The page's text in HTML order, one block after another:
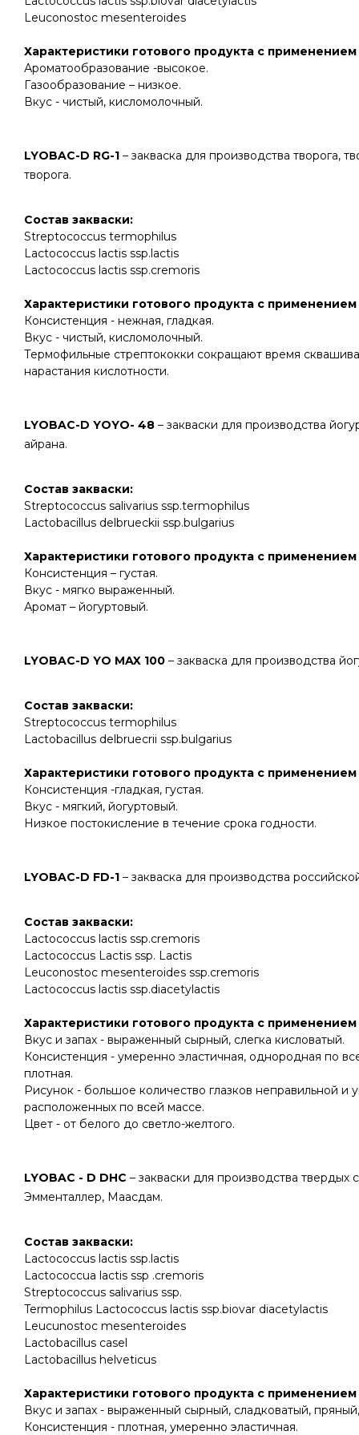
Leuconostoc mesenteroides
Характеристики готового продукта с применением
Ароматообразование -высокое.
Газообразование – низкое.
Вкус - чистый, кисломолочный.
LYOBAC-D RG-1 – закваска для производства творога,
творога.
Состав закваски:
Streptococcus termophilus
Lactococcus lactis ssp.lactis
Lactococcus lactis ssp.cremoris
Характеристики готового продукта с применением
Консистенция - нежная, гладкая.
Вкус - чистый, кисломолочный.
Термофильные стрептококки сокращают время
нарастания кислотности.
LYOBAC-D YOYO- 48 – закваски для производства
айрана.
Состав закваски:
Streptococcus salivarius ssp.termophilus
Lactobacillus delbrueckii ssp.bulgarius
Характеристики готового продукта с применением
Консистенция – густая.
Вкус - мягко выраженный.
Аромат – йогуртовый.
LYOBAC-D YO MAX 100 – закваска для производства
Состав закваски:
Streptococcus termophilus
Lactobacillus delbruecrii ssp.bulgarius
Характеристики готового продукта с применением
Консистенция -гладкая, густая.
Вкус - мягкий, йогуртовый.
Низкое постокисление в течение срока годности.
LYOBAC-D FD-1 – закваска для производства
Состав закваски:
Lactococcus lactis ssp.cremoris
Lactococcus Lactis ssp. Lactis
Leuconostoc mesenteroides ssp.cremoris
Lactococcus lactis ssp.diacetylactis
Характеристики готового продукта с применением
Вкус и запах - выраженный сырный, слегка кисловатый.
Консистенция - умеренно эластичная, однородная по
плотная.
Рисунок - большое количество глазков неправильной и
расположенных по всей массе.
Цвет - от белого до светло-желтого.
LYOBAC - D DHC – закваски для производства
Эмменталлер, Маасдам.
Состав закваски:
Lactococcus lactis ssp.lactis
Lactococcua lactis ssp .cremoris
Streptococcus salivarius ssp.
Termophilus Lactococcus lactis ssp.biovar diacetylactis
Leucunostoc mesenteroides
Lactobacillus casel
Lactobacillus helveticus
Характеристики готового продукта с применением
Вкус и запах - выраженный сырный, сладковатый,
Консистенция - плотная, умеренно эластичная.